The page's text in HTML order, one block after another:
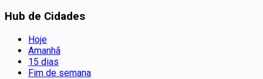
Hub de Cidades
Hoje
Amanhã
15 dias
Fim de semana